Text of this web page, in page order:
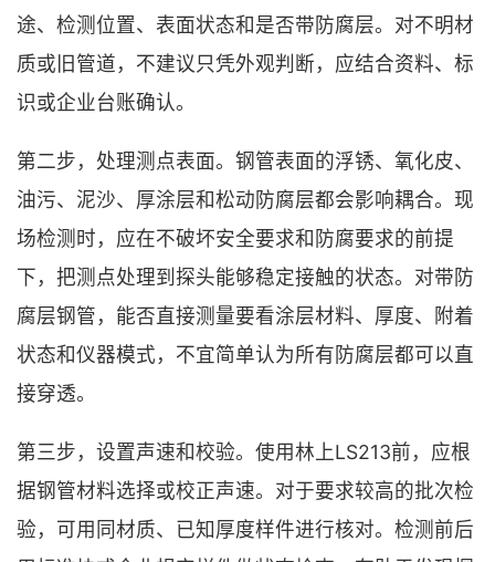
途、检测位置、表面状态和是否带防腐层。对不明材
质或旧管道，不建议只凭外观判断，应结合资料、标
识或企业台账确认。
第二步，处理测点表面。钢管表面的浮锈、氧化皮、
油污、泥沙、厚涂层和松动防腐层都会影响耦合。现
场检测时，应在不破坏安全要求和防腐要求的前提
下，把测点处理到探头能够稳定接触的状态。对带防
腐层钢管，能否直接测量要看涂层材料、厚度、附着
状态和仪器模式，不宜简单认为所有防腐层都可以直
接穿透。
第三步，设置声速和校验。使用林上LS213前，应根
据钢管材料选择或校正声速。对于要求较高的批次检
验，可用同材质、已知厚度样件进行核对。检测前后